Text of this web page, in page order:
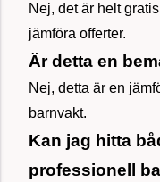
Nej, det är helt
jämföra offerter.
Är detta en
Nej, detta är en
barnvakt.
Kan jag hitta
professionell